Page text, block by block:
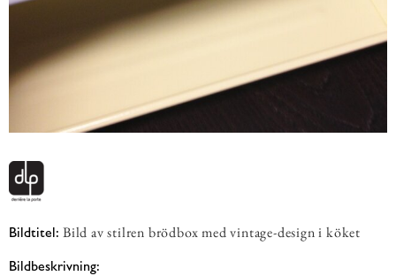
Bildtitel: Bild av stilren brödbox med vintage-design i köket
Bildbeskrivning: